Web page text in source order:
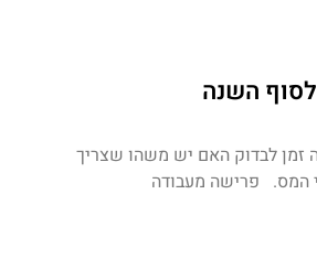
לסוף השנה
זמן לבדוק האם יש משהו שצריך
המס. פרישה מעבודה